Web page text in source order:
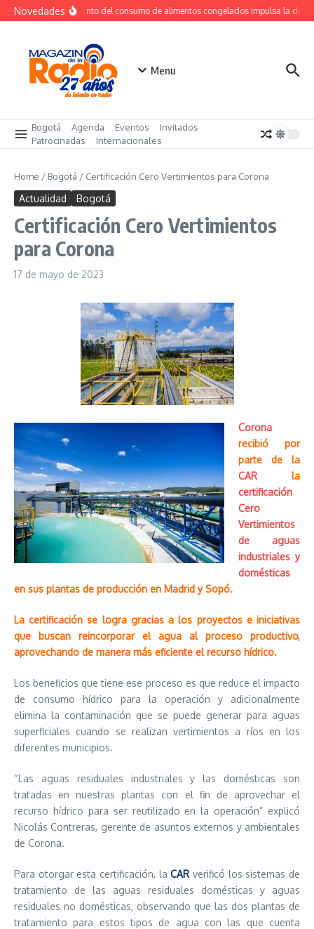
Saltar al contenido
NovedadesCrecimiento del consumo de alimentos congelados impulsa la
Menu
Bogotá Agenda Eventos
Invitados
Patrocinadas
Internacionales
Home / Bogotá / Certificación Cero Vertimientos para Corona
Actualidad Bogotá
Certificación Cero Vertimientos
para Corona
17 de mayo de 2023
Corona
recibió por
parte de la
CAR la
certificación
Cero
Vertimientos
de aguas
industriales y
domésticas
en sus plantas de producción en Madrid y Sopó.
La certificación se logra gracias a los proyectos e iniciativas
que buscan reincorporar el agua al proceso productivo,
aprovechando de manera más eficiente el recurso hídrico.
Los beneficios que tiene ese proceso es que reduce el impacto
de consumo hídrico para la operación y adicionalmente
elimina la contaminación que se puede generar para aguas
superficiales cuando se realizan vertimientos a ríos en los
diferentes municipios.
“Las aguas residuales industriales y las domésticas son
tratadas en nuestras plantas con el fin de aprovechar el
recurso hídrico para ser reutilizado en la operación” explicó
Nicolás Contreras, gerente de asuntos externos y ambientales
de Corona.
Para otorgar esta certificación, laCAR verificó los sistemas de
tratamiento de las aguas residuales domésticas y aguas
residuales no domésticas, observando que las dos plantas de
tratamiento para estos tipos de agua con las que cuenta